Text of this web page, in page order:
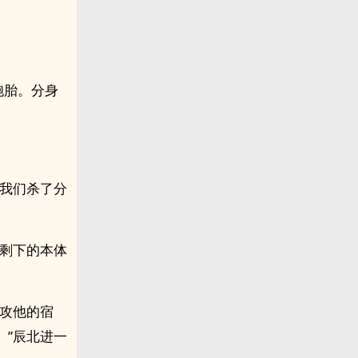
胎。分身
们杀了分
下的本体
他的宿
”辰北进一